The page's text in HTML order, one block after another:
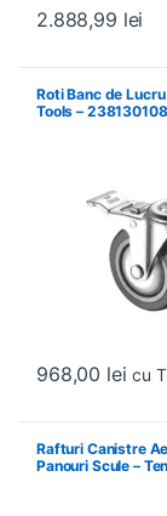
2.888,99 lei
Roti Banc de Lucru
Tools – 238130108
968,00 lei cu
Rafturi Canistre
Panouri Scule –